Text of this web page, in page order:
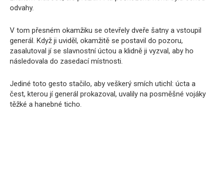
odvahy.
V tom přesném okamžiku se otevřely dveře šatny a vstoupil
generál. Když ji uviděl, okamžitě se postavil do pozoru,
zasalutoval jí se slavnostní úctou a klidně ji vyzval, aby ho
následovala do zasedací místnosti.
Jediné toto gesto stačilo, aby veškerý smích utichl: úcta a
čest, kterou jí generál prokazoval, uvalily na posměšné vojáky
těžké a hanebné ticho.